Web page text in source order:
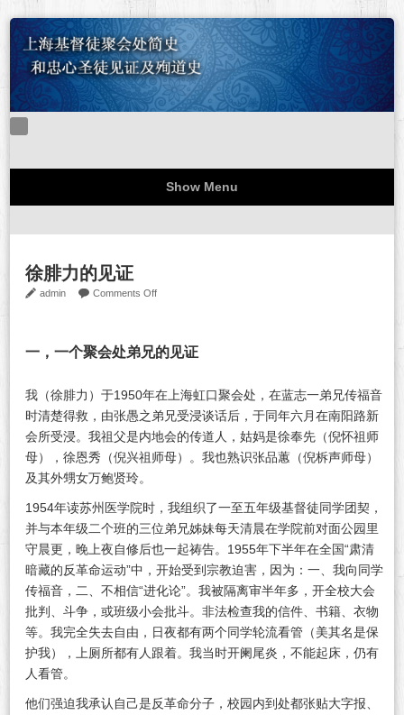
Show Menu
关于本站
忠心圣徒见证
难忘的一九四八
站务公告
徐腓力的见证
admin Comments Offon
力
证
一，一个聚会处弟兄的见证
我（徐腓力）于1950年在上海虹口聚会处，在蓝志一弟兄传福音
时清楚得救，由张愚之弟兄受浸谈话后，于同年六月在南阳路新
会所受浸。我祖父是内地会的传道人，姑妈是徐奉先（倪怀祖师
母），徐恩秀（倪兴祖师母）。我也熟识张品蕙（倪柝声师母）
及其外甥女万鲍贤玲。
1954年读苏州医学院时，我组织了一至五年级基督徒同学团契，
并与本年级二个班的三位弟兄姊妹每天清晨在学院前对面公园里
守晨更，晚上夜自修后也一起祷告。1955年下半年在全国“肃清
暗藏的反革命运动”中，开始受到宗教迫害，因为：一、我向同学
传福音，二、不相信“进化论”。我被隔离审半年多，开全校大会
批判、斗争，或班级小会批斗。非法检查我的信件、书籍、衣物
等。我完全失去自由，日夜都有两个同学轮流看管（美其名是保
护我），上厕所都有人跟着。我当时开阑尾炎，不能起床，仍有
人看管。
他们强迫我承认自己是反革命分子，校园内到处都张贴大字报、